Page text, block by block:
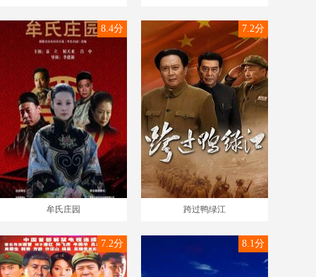
牟氏庄园
8.4分
跨过鸭绿江
7.2分
7.2分 8.1分